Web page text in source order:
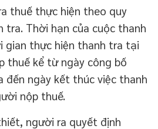
thuế thực hiện theo quy
tra. Thời hạn của cuộc thanh
thực hiện thanh tra tại
thuế kể từ ngày công bố
đến ngày kết thúc việc thanh
nộp thuế.
người ra quyết định